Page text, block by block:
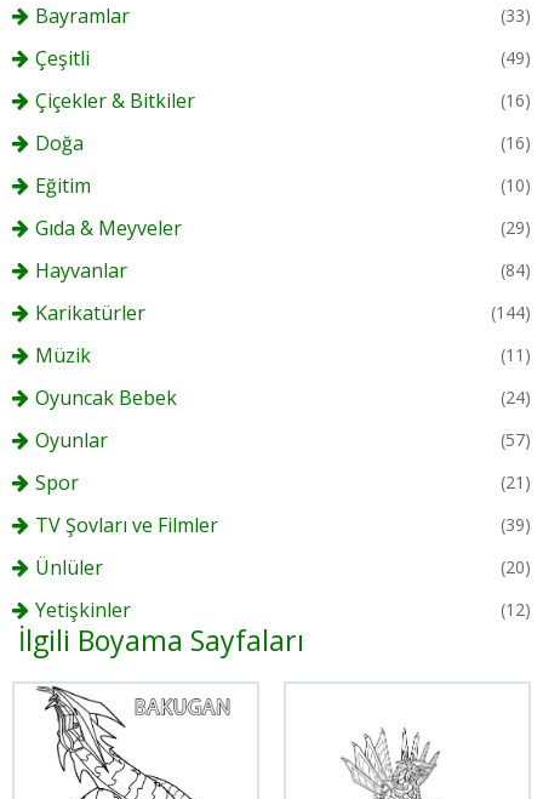
Bayramlar (33)
Çeşitli (49)
Çiçekler & Bitkiler (16)
Doğa (16)
Eğitim (10)
Gıda & Meyveler (29)
Hayvanlar (84)
Karikatürler (144)
Müzik (11)
Oyuncak Bebek (24)
Oyunlar (57)
Spor (21)
TV Şovları ve Filmler (39)
Ünlüler (20)
Yetişkinler (12)
İlgili Boyama Sayfaları